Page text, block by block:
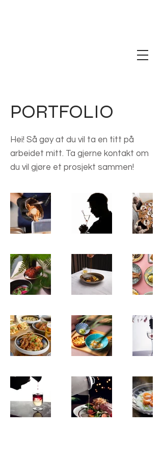
PORTFOLIO
Hei! Så gøy at du vil ta en titt på
arbeidet mitt. Ta gjerne kontakt om
du vil gjøre et prosjekt sammen!